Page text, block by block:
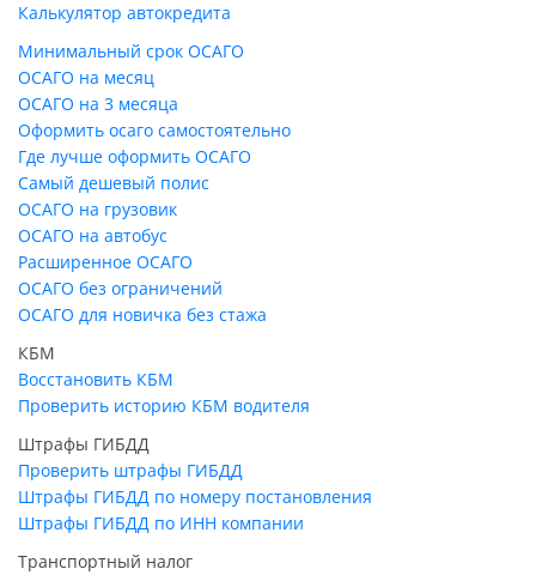
Калькулятор автокредита
Минимальный срок ОСАГО
ОСАГО на месяц
ОСАГО на 3 месяца
Оформить осаго самостоятельно
Где лучше оформить ОСАГО
Самый дешевый полис
ОСАГО на грузовик
ОСАГО на автобус
Расширенное ОСАГО
ОСАГО без ограничений
ОСАГО для новичка без стажа
КБМ
Восстановить КБМ
Проверить историю КБМ водителя
Штрафы ГИБДД
Проверить штрафы ГИБДД
Штрафы ГИБДД по номеру постановления
Штрафы ГИБДД по ИНН компании
Транспортный налог